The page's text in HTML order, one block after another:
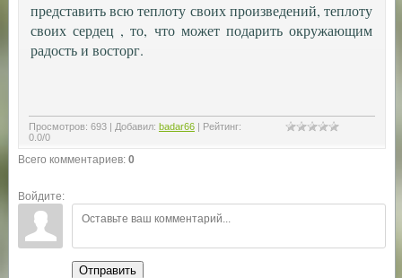
представить всю теплоту своих произведений, теплоту
своих сердец , то, что может подарить окружающим
радость и восторг.
Просмотров: 693| Добавил: badar66 | Рейтинг:
0.0/0
Всего комментариев: 0
Войдите:
Отправить